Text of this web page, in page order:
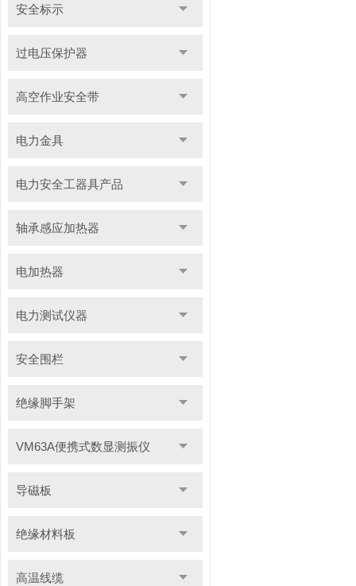
安全标示
过电压保护器
高空作业安全带
电力金具
电力安全工器具产品
轴承感应加热器
电加热器
电力测试仪器
安全围栏
绝缘脚手架
VM63A便携式数显测振仪
导磁板
绝缘材料板
高温线缆